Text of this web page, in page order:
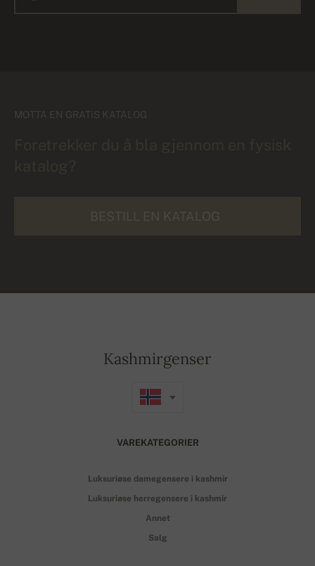
MOTTA EN GRATIS KATALOG
Kashmirgenser
VAREKATEGORIER
Luksuriøse damegensere i kashmir
Luksuriøse herregensere i kashmir
Annet
Salg